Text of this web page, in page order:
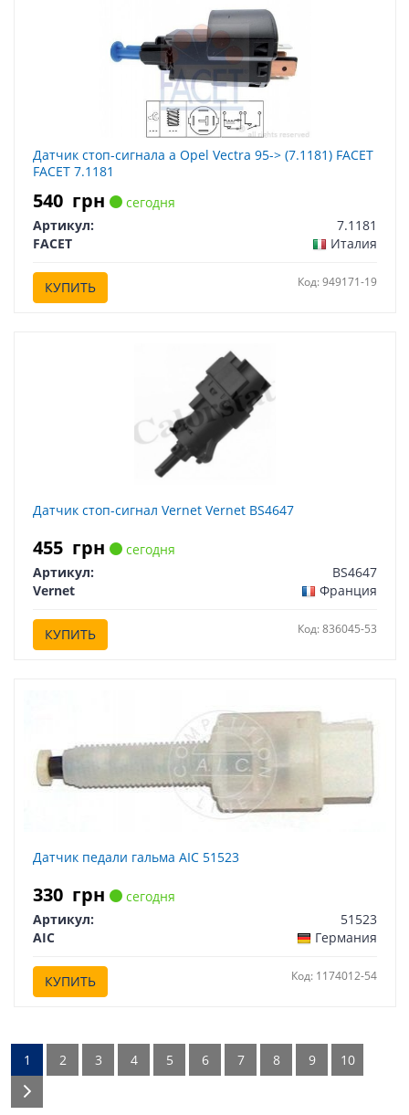
Датчик стоп-сигнала а Opel Vectra 95-> (7.1181) FACET
FACET 7.1181
540 грн
сегодня
Артикул:
7.1181
FACET
Италия
КУПИТЬ Код: 949171-19
Датчик стоп-сигнал Vernet Vernet BS4647
455 грн
сегодня
Артикул:
BS4647
Vernet
Франция
КУПИТЬ Код: 836045-53
Датчик педали гальма AIC 51523
330 грн
сегодня
Артикул:
51523
AIC
Германия
КУПИТЬ Код: 1174012-54
1 2 3 4 5 6 7 8 9 10